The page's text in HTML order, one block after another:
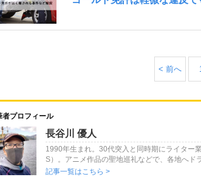
< 前へ 1
者プロフィール
長谷川 優人
1990年生まれ。30代突入と同時期にライター
S）。アニメ作品の聖地巡礼などで、各地へド
記事一覧はこちら >